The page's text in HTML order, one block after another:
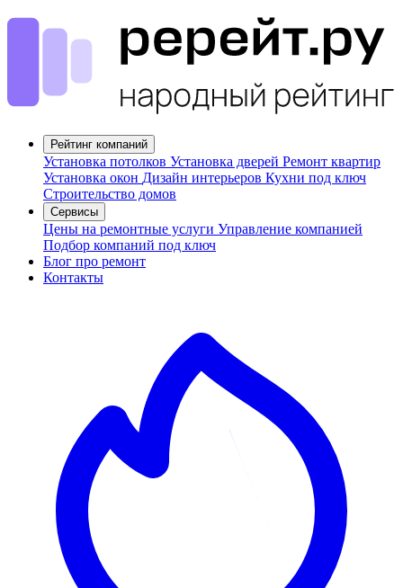
Рейтинг компаний
Установка потолков Установка дверей Ремонт квартир
Установка окон Дизайн интерьеров Кухни под ключ
Строительство домов
Сервисы
Цены на ремонтные услуги Управление компанией
Подбор компаний под ключ
Блог про ремонт
Контакты